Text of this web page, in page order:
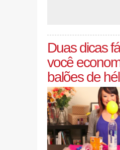
Duas dicas
você
balões de